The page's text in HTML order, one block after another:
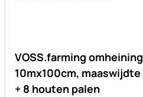
VOSS.farming
10mx100cm,
+ 8 houten palen